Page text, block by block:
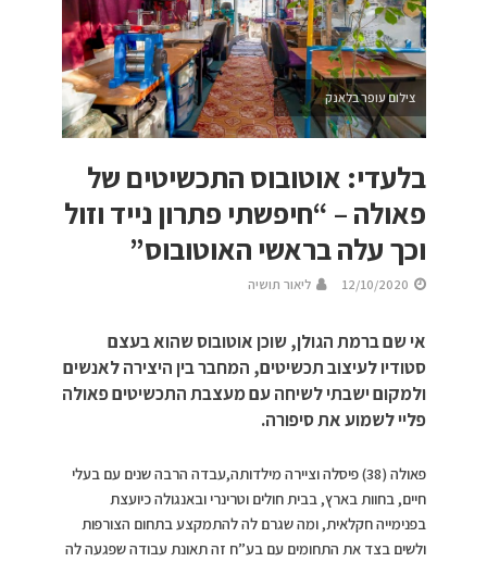
צילום עופר בלאנק
בלעדי: אוטובוס התכשיטים של
פאולה – “חיפשתי פתרון נייד וזול
וכך עלה בראשי האוטובוס”
12/10/2020 ליאור תושיה
אי שם ברמת הגולן, שוכן אוטובוס שהוא בעצם
סטודיו לעיצוב תכשיטים, המחבר בין היצירה לאנשים
ולמקום ישבתי לשיחה עם מעצבת התכשיטים פאולה
פליי לשמוע את סיפורה.
פאולה (38) פיסלה וציירה מילדותה,עבדה הרבה שנים עם בעלי
חיים, בחוות בארץ, בבית חולים וטרינרי ובאנגולה כיועצת
בפנימייה חקלאית, ומה שגרם לה להתמקצע בתחום הצורפות
ולשים בצד את התחומים עם בע”ח זה תאונת עבודה שפגעה לה